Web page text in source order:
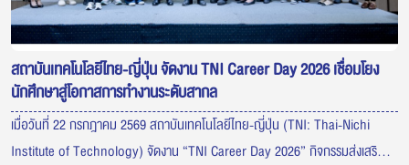
สถาบันเทคโนโลยีไทย-ญี่ปุ่น จัดงาน TNI Career Day 2026 เชื่อมโยง
นักศึกษาสู่โอกาสการทำงานระดับสากล
เมื่อวันที่ 22 กรกฎาคม 2569 สถาบันเทคโนโลยีไทย-ญี่ปุ่น (TNI: Thai-Nichi
Institute of Technology) จัดงาน “TNI Career Day 2026” กิจกรรมส่งเสริม